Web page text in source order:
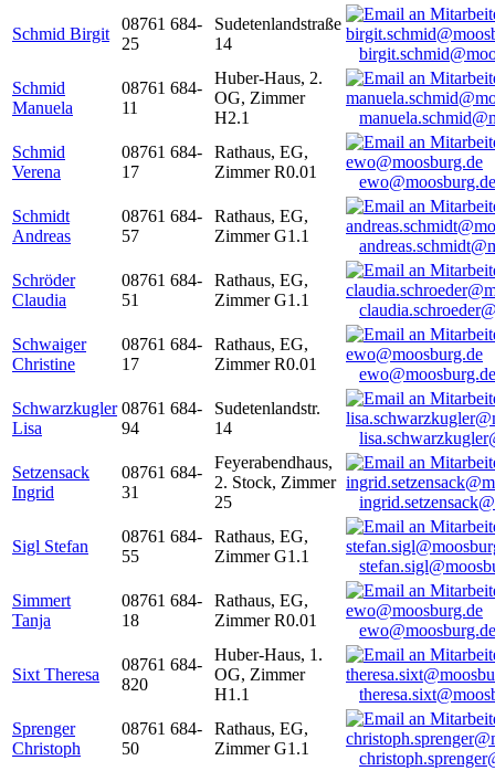
Schmid Birgit
08761 684-
25
Sudetenlandstraße
14
Schmid
Manuela
08761 684-
11
Huber-Haus, 2.
OG, Zimmer
H2.1
Schmid
Verena
08761 684-
17
Rathaus, EG,
Zimmer R0.01
ewo@moosburg.de
Schmidt
Andreas
08761 684-
57
Rathaus, EG,
Zimmer G1.1
Schröder
Claudia
08761 684-
51
Rathaus, EG,
Zimmer G1.1
Schwaiger
Christine
08761 684-
17
Rathaus, EG,
Zimmer R0.01
ewo@moosburg.de
Schwarzkugler
Lisa
08761 684-
94
Sudetenlandstr.
14
Setzensack
Ingrid
08761 684-
31
Feyerabendhaus,
2. Stock, Zimmer
25
Sigl Stefan
08761 684-
55
Rathaus, EG,
Zimmer G1.1
Simmert
Tanja
08761 684-
18
Rathaus, EG,
Zimmer R0.01
ewo@moosburg.de
Sixt Theresa
08761 684-
820
Huber-Haus, 1.
OG, Zimmer
H1.1
Sprenger
Christoph
08761 684-
50
Rathaus, EG,
Zimmer G1.1